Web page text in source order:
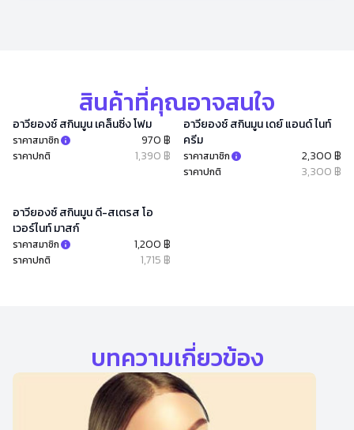
สินค้าที่คุณอาจสนใจ
อาวียองซ์ สกินมูน เคล็นซิ่ง โฟม
ราคาสมาชิก 970 ฿
ราคาปกติ 1,390 ฿
อาวียองซ์ สกินมูน เดย์ แอนด์ ไนท์
ครีม
ราคาสมาชิก 2,300 ฿
ราคาปกติ 3,300 ฿
อาวียองซ์ สกินมูน ดี-สเตรส โอ
เวอร์ไนท์ มาสก์
ราคาสมาชิก 1,200 ฿
ราคาปกติ 1,715 ฿
บทความเกี่ยวข้อง